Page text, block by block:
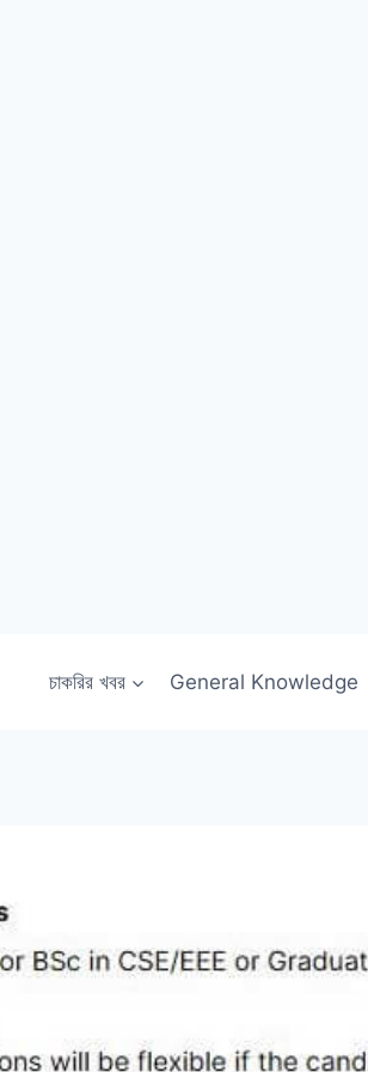
চাকরির খবর General Knowledge